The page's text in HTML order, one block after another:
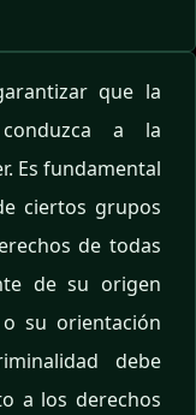
que la
a la
Es fundamental
ciertos grupos
de todas
de su origen
su orientación
debe
a los derechos